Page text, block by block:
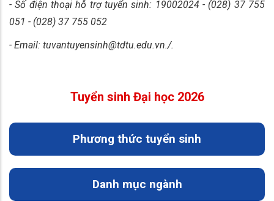
- Số điện thoại hỗ trợ tuyển sinh: 19002024 - (028) 37 755
051 - (028) 37 755 052
- Email: tuvantuyensinh@tdtu.edu.vn./.
Tuyển sinh Đại học 2026
Phương thức tuyển sinh
Danh mục ngành